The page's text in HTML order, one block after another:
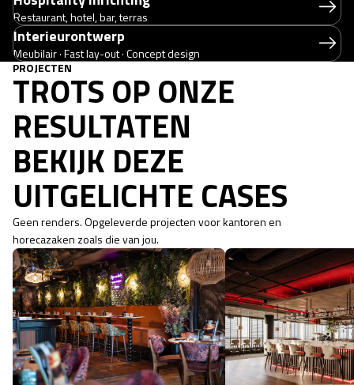
Restaurant, hotel, bar, terras
Interieurontwerp
Meubilair · Fast lay-out · Concept design
PROJECTEN
TROTS OP ONZE
RESULTATEN
BEKIJK DEZE
UITGELICHTE CASES
Geen renders. Opgeleverde projecten voor kantoren en
horecazaken zoals die van jou.
Yuca: een tropisch ingerichte cocktailbar
WTC Almere: Skybar &